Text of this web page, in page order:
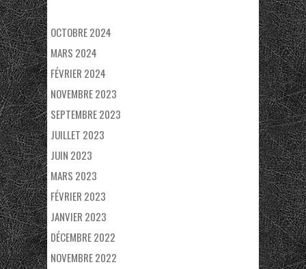
OCTOBRE 2024
MARS 2024
FÉVRIER 2024
NOVEMBRE 2023
SEPTEMBRE 2023
JUILLET 2023
JUIN 2023
MARS 2023
FÉVRIER 2023
JANVIER 2023
DÉCEMBRE 2022
NOVEMBRE 2022